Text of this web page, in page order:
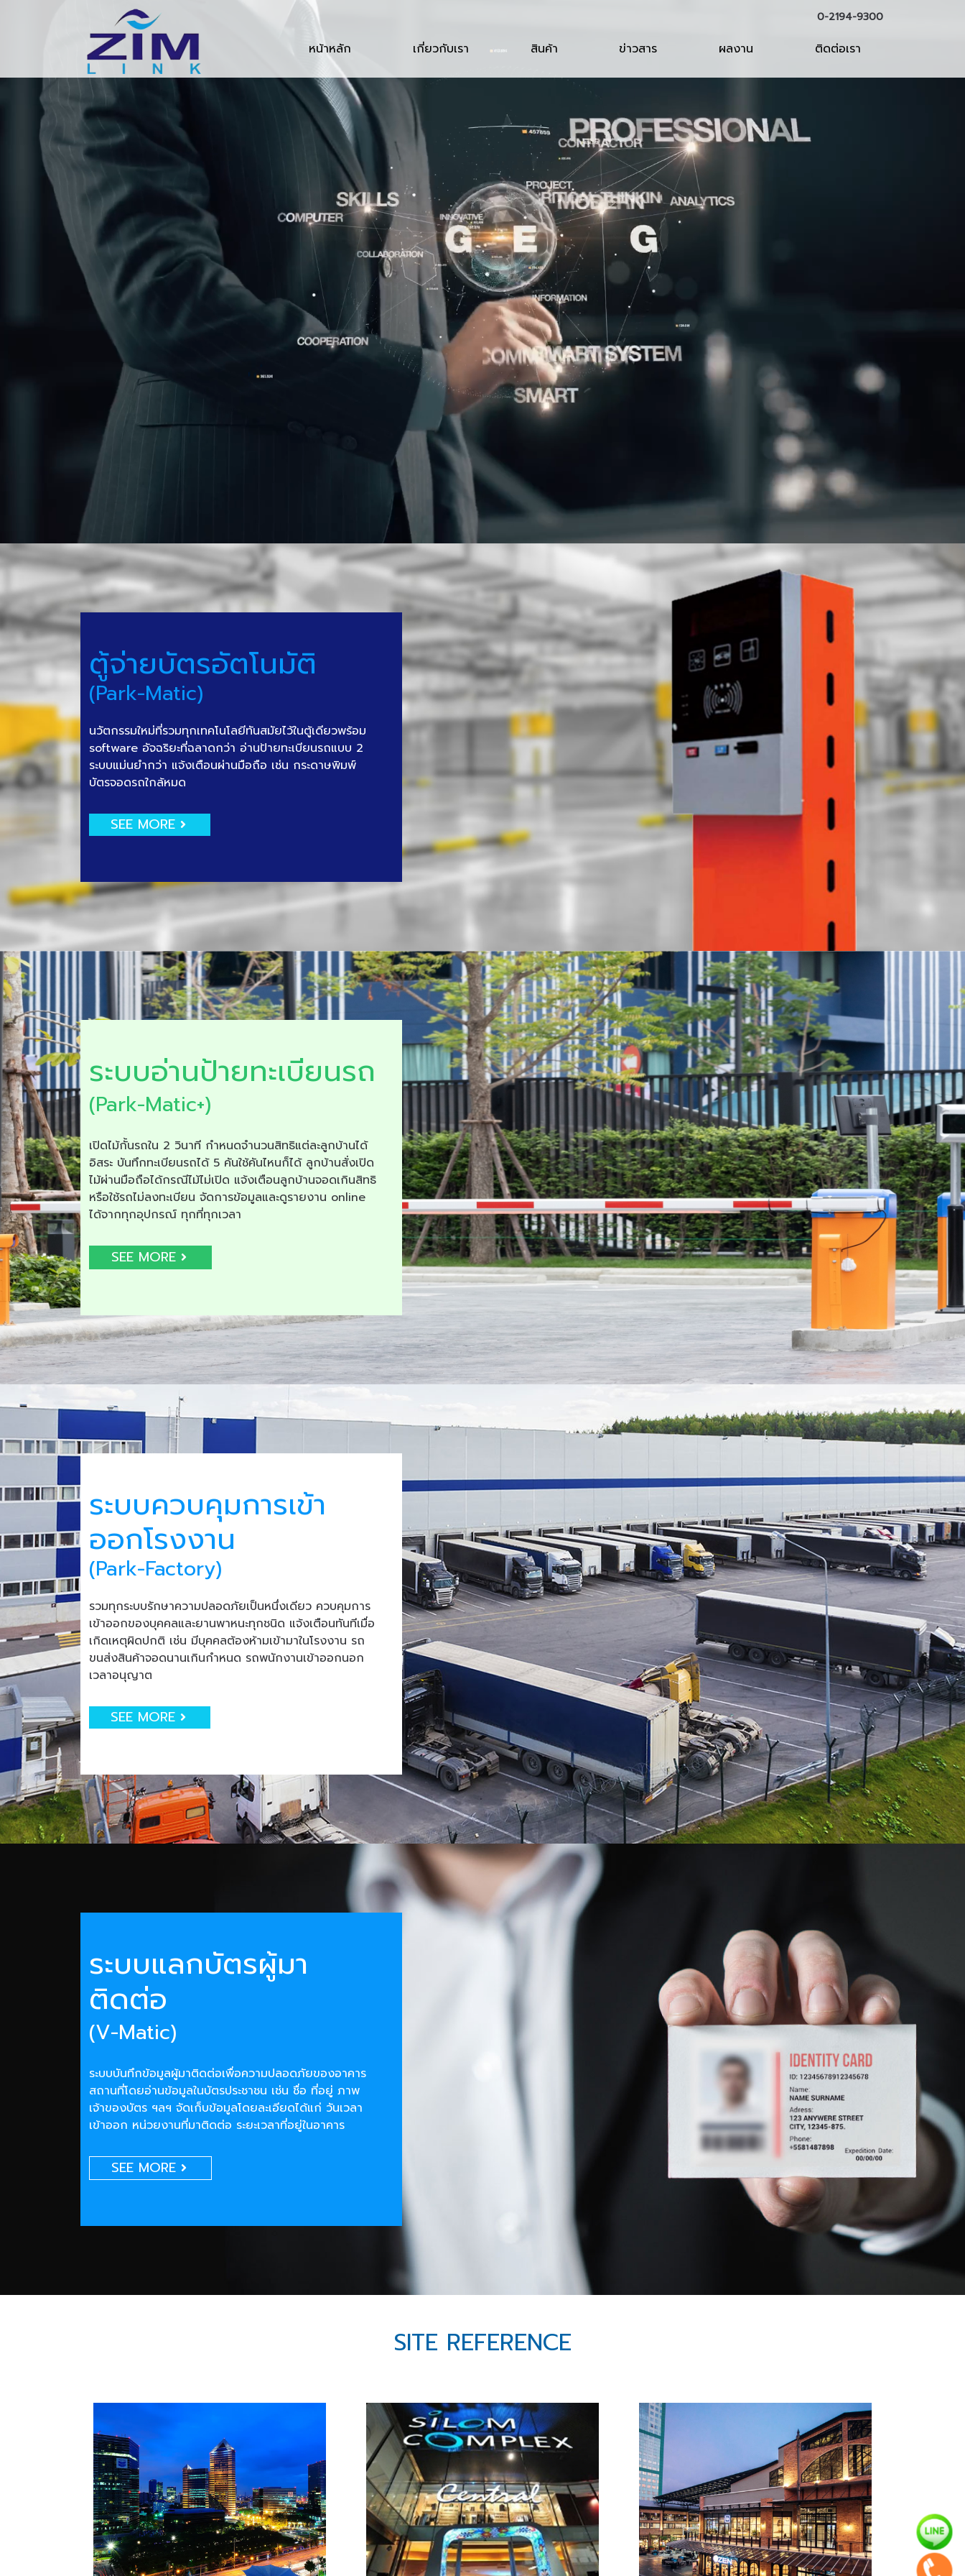
0-2194-9300
หน้าหลัก เกี่ยวกับเรา สินค้า ข่าวสาร ผลงาน ติดต่อเรา
ตู้จ่ายบัตรอัตโนมัติ
(Park-Matic)
นวัตกรรมใหม่ที่รวมทุกเทคโนโลยีทันสมัยไว้ในตู้เดียวพร้อม
software อัจฉริยะที่ฉลาดกว่า อ่านป้ายทะเบียนรถแบบ 2
ระบบแม่นยำกว่า แจ้งเตือนผ่านมือถือ เช่น กระดาษพิมพ์
บัตรจอดรถใกล้หมด
SEE MORE
ระบบอ่านป้ายทะเบียนรถ
(Park-Matic+)
เปิดไม้กั้นรถใน 2 วินาที กำหนดจำนวนสิทธิแต่ละลูกบ้านได้
อิสระ บันทึกทะเบียนรถได้ 5 คันใช้คันไหนก็ได้ ลูกบ้านสั่งเปิด
ไม้ผ่านมือถือได้กรณีไม้ไม่เปิด แจ้งเตือนลูกบ้านจอดเกินสิทธิ
หรือใช้รถไม่ลงทะเบียน จัดการข้อมูลและดูรายงาน online
ได้จากทุกอุปกรณ์ ทุกที่ทุกเวลา
SEE MORE
ระบบควบคุมการเข้า
ออกโรงงาน
(Park-Factory)
รวมทุกระบบรักษาความปลอดภัยเป็นหนึ่งเดียว ควบคุมการ
เข้าออกของบุคคลและยานพาหนะทุกชนิด แจ้งเตือนทันทีเมื่อ
เกิดเหตุผิดปกติ เช่น มีบุคคลต้องห้ามเข้ามาในโรงงาน รถ
ขนส่งสินค้าจอดนานเกินกำหนด รถพนักงานเข้าออกนอก
เวลาอนุญาต
SEE MORE
ระบบแลกบัตรผู้มา
ติดต่อ
(V-Matic)
ระบบบันทึกข้อมูลผู้มาติดต่อเพื่อความปลอดภัยของอาคาร
สถานที่โดยอ่านข้อมูลในบัตรประชาชน เช่น ชื่อ ที่อยู่ ภาพ
เจ้าของบัตร ฯลฯ จัดเก็บข้อมูลโดยละเอียดได้แก่ วันเวลา
เข้าออก หน่วยงานที่มาติดต่อ ระยะเวลาที่อยู่ในอาคาร
SEE MORE
SITE REFERENCE